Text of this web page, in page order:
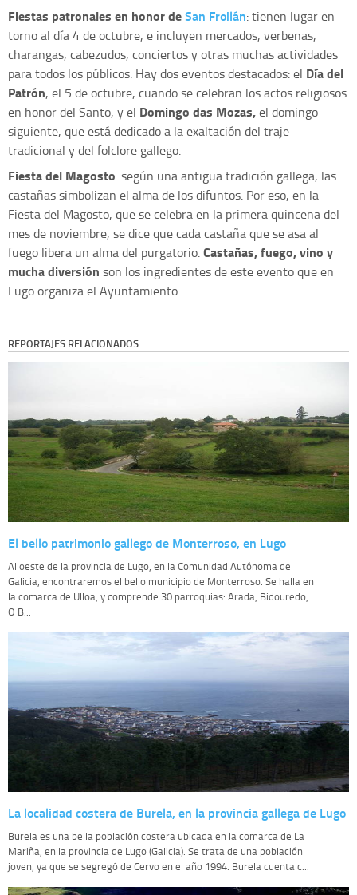
Fiestas patronales en honor deSan Froilán: tienen lugar en
torno al día 4 de octubre, e incluyen mercados, verbenas,
charangas, cabezudos, conciertos y otras muchas actividades
para todos los públicos. Hay dos eventos destacados: el Día del
Patrón, el 5 de octubre, cuando se celebran los actos religiosos
en honor del Santo, y el Domingo das Mozas,el domingo
siguiente, que está dedicado a la exaltación del traje
tradicional y del folclore gallego.
Fiesta del Magosto: según una antigua tradición gallega, las
castañas simbolizan el alma de los difuntos. Por eso, en la
Fiesta del Magosto, que se celebra en la primera quincena del
mes de noviembre, se dice que cada castaña que se asa al
fuego libera un alma del purgatorio.Castañas, fuego, vino y
mucha diversión son los ingredientes de este evento que en
Lugo organiza el Ayuntamiento.
REPORTAJES RELACIONADOS
El bello patrimonio gallego de Monterroso, en Lugo
Al oeste de la provincia de Lugo, en la Comunidad Autónoma de
Galicia, encontraremos el bello municipio de Monterroso. Se halla en
la comarca de Ulloa, y comprende 30 parroquias: Arada, Bidouredo,
O B...
La localidad costera de Burela, en la provincia gallega de Lugo
Burela es una bella población costera ubicada en la comarca de La
Mariña, en la provincia de Lugo (Galicia). Se trata de una población
joven, ya que se segregó de Cervo en el año 1994. Burela cuenta c...